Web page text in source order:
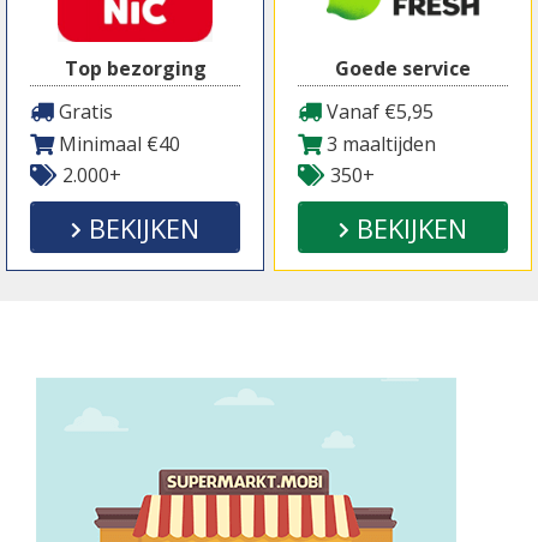
Top bezorging
Gratis
Minimaal €40
2.000+
BEKIJKEN
Goede service
Vanaf €5,95
3 maaltijden
350+
BEKIJKEN